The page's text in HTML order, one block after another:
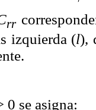
rr
izquierda (l),
0 se asigna: